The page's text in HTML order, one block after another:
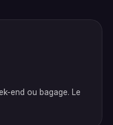
end ou bagage. Le